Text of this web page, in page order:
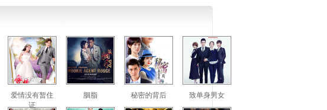
爱情没有暂住
证
胭脂 秘密的背后 致单身男女